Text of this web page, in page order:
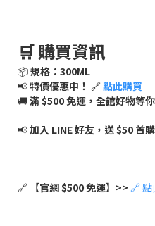
🛒 購買資訊
📦規格：300ML
📢特價優惠中！ 🔗點此購買
🚚滿 $500 免運，全館好物等
📢加入 LINE 好友，送 $50 首購
🔗 【官網 $500 免運】>> 🔗